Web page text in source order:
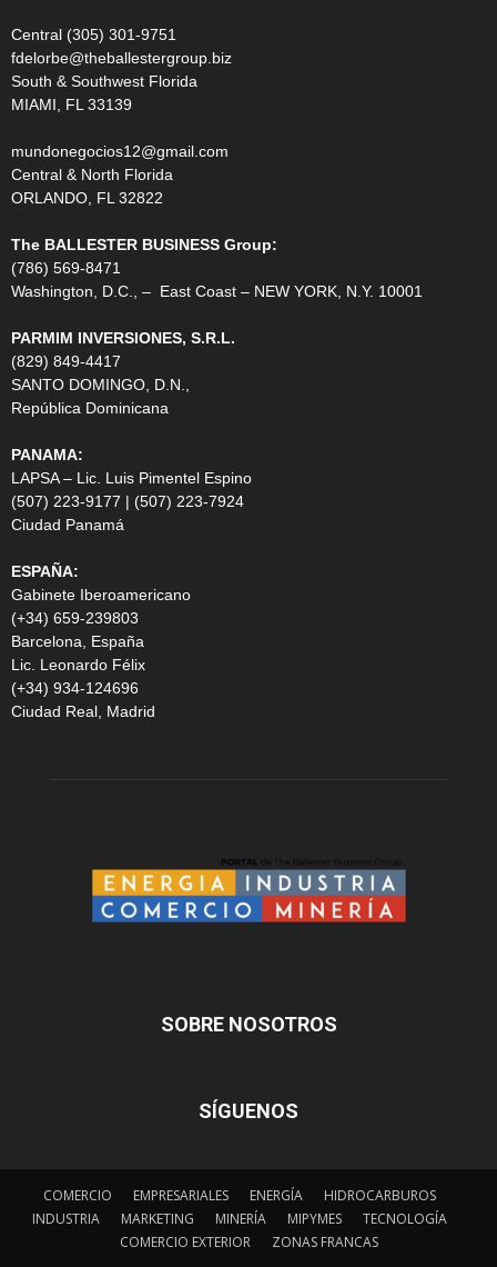
Central (305) 301-9751
fdelorbe@theballestergroup.biz
South & Southwest Florida
MIAMI, FL 33139
mundonegocios12@gmail.com
Central & North Florida
ORLANDO, FL 32822
The BALLESTER BUSINESS Group:
(786) 569-8471
Washington, D.C., – East Coast – NEW YORK, N.Y. 10001
PARMIM INVERSIONES, S.R.L.
(829) 849-4417
SANTO DOMINGO, D.N.,
República Dominicana
PANAMA:
LAPSA – Lic. Luis Pimentel Espino
(507) 223-9177 | (507) 223-7924
Ciudad Panamá
ESPAÑA:
Gabinete Iberoamericano
(+34) 659-239803
Barcelona, España
Lic. Leonardo Félix
(+34) 934-124696
Ciudad Real, Madrid
SOBRE NOSOTROS
SÍGUENOS
COMERCIO EMPRESARIALES ENERGÍA
HIDROCARBUROS
INDUSTRIA
MARKETING MINERÍA MIPYMES
TECNOLOGÍA
COMERCIO EXTERIOR
ZONAS FRANCAS